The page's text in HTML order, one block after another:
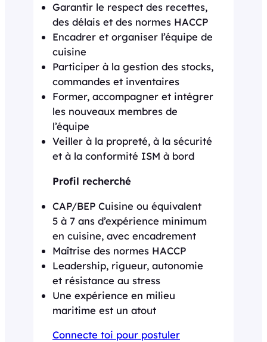
Garantir le respect des recettes,
des délais et des normes HACCP
Encadrer et organiser l’équipe de
cuisine
Participer à la gestion des stocks,
commandes et inventaires
Former, accompagner et intégrer
les nouveaux membres de
l’équipe
Veiller à la propreté, à la sécurité
et à la conformité ISM à bord
Profil recherché
CAP/BEP Cuisine ou équivalent
5 à 7 ans d’expérience minimum
en cuisine, avec encadrement
Maîtrise des normes HACCP
Leadership, rigueur, autonomie
et résistance au stress
Une expérience en milieu
maritime est un atout
Connecte toi pour postuler